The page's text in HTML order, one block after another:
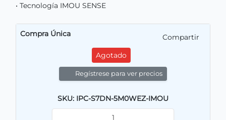
• Tecnología IMOU SENSE
Compra Única
Compartir
Agotado
Regístrese para ver precios
SKU: IPC-S7DN-5M0WEZ-IMOU